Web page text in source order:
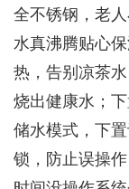
全不锈钢，老
水真沸腾贴心
热，告别凉茶
烧出健康水；
储水模式，下
锁，防止误操